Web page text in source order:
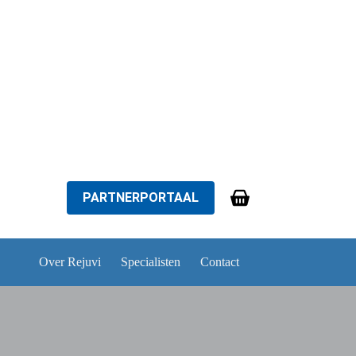
PARTNERPORTAAL Winkelwagen
Over Rejuvi Specialisten Contact